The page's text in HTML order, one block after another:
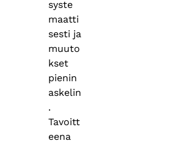
syste
maatti
sesti ja
muuto
kset
pienin
askelin
.
Tavoitt
eena